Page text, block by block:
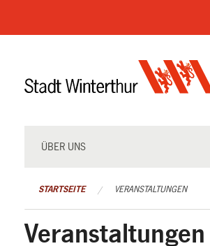
überspringen
ÜBER UNS
STARTSEITE VERANSTALTUNGEN
Veranstaltungen